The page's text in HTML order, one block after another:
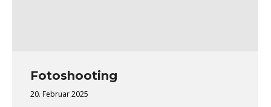
Fotoshooting
20. Februar 2025